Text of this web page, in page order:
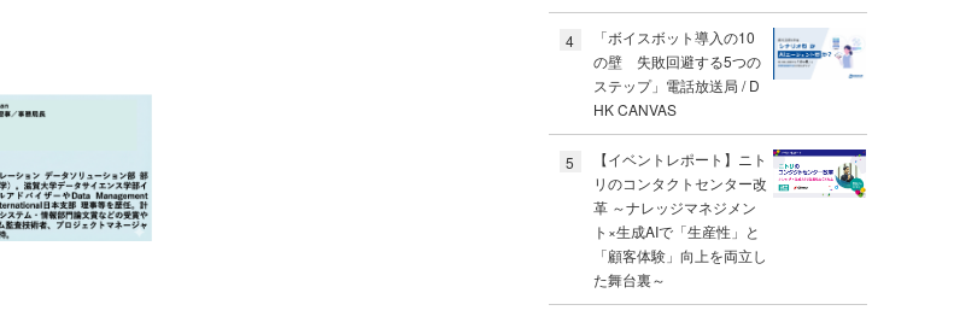
4
「ボイスボット導入の10
の壁 失敗回避する5つの
ステップ」電話放送局 / D
HK CANVAS
5
【イベントレポート】ニト
リのコンタクトセンター改
革 ～ナレッジマネジメン
ト×生成AIで「生産性」と
「顧客体験」向上を両立し
た舞台裏～